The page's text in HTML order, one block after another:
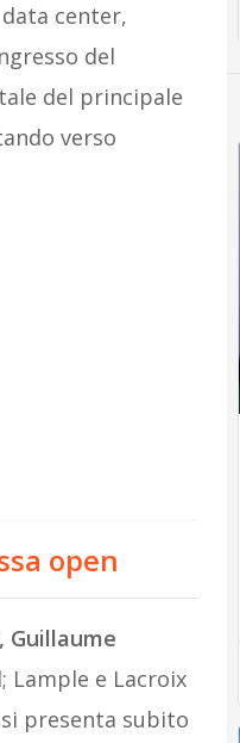
center,
del
del principale
verso
open
Guillaume
Lample e Lacroix
presenta subito